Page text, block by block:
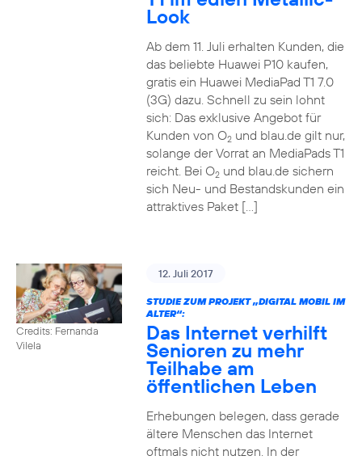
Look
Ab dem 11. Juli erhalten Kunden, die
das beliebte Huawei P10 kaufen,
gratis ein Huawei MediaPad T1 7.0
(3G) dazu. Schnell zu sein lohnt
sich: Das exklusive Angebot für
Kunden von O2und blau.de gilt nur,
solange der Vorrat an MediaPads T1
reicht. Bei O2und blau.de sichern
sich Neu- und Bestandskunden ein
attraktives Paket […]
Credits: Fernanda
Vilela
12. Juli 2017
STUDIE ZUM PROJEKT „DIGITAL MOBIL IM
ALTER“:
Das Internet verhilft
Senioren zu mehr
Teilhabe am
öffentlichen Leben
Erhebungen belegen, dass gerade
ältere Menschen das Internet
oftmals nicht nutzen. In der